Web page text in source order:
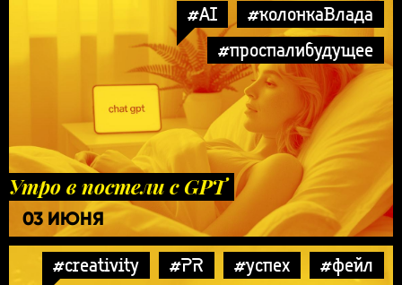
#AI
#колонкаВлада
#проспалибудущее
Утро в постели с GPT
03 ИЮНЯ
#creativity #PR #успех #фейл